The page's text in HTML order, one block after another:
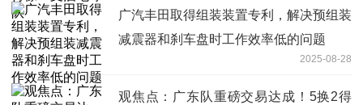
广汽丰田取得组装装置专利，解决预组装
减震器和刹车盘时工作效率低的问题
2025-08-28
观焦点：广东队重磅交易达成！5换2得